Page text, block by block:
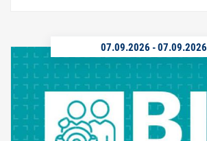
07.09.2026 -07.09.2026